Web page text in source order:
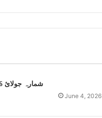
شمارہ جولائ 2026
June 4, 2026